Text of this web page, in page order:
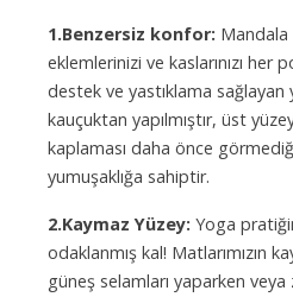
1.Benzersiz konfor: Mandala
eklemlerinizi ve kaslarınızı her
destek ve yastıklama sağlayan
kauçuktan yapılmıştır, üst
kaplaması daha önce
yumuşaklığa sahiptir.
2.Kaymaz Yüzey: Yoga
odaklanmış kal! Matlarımızın
güneş selamları yaparken